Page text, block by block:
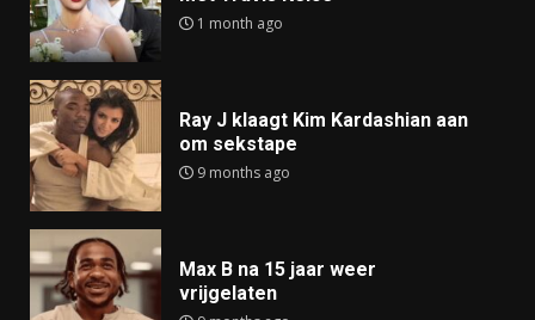
1 month ago
Ray J klaagt Kim Kardashian aan
om sekstape
9 months ago
Max B na 15 jaar weer
vrijgelaten